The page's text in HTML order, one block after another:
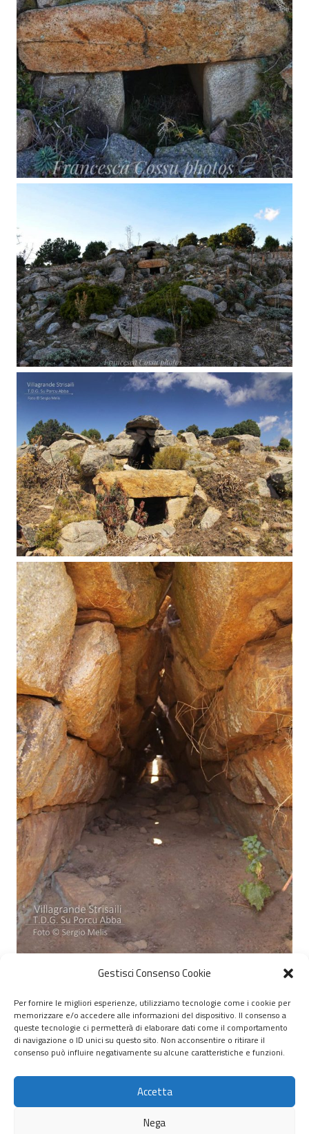
Gestisci Consenso Cookie
Per fornire le migliori esperienze, utilizziamo tecnologie come i cookie per
memorizzare e/o accedere alle informazioni del dispositivo. Il consenso a
queste tecnologie ci permetterà di elaborare dati come il comportamento
di navigazione o ID unici su questo sito. Non acconsentire o ritirare il
consenso può influire negativamente su alcune caratteristiche e funzioni.
Accetta
Nega
© 2020 – 2026 Nurnet – La rete dei Nuraghi – webdesign:
antoniopalumbo.it
Home